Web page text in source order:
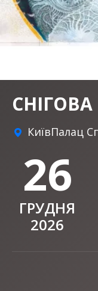
КиївПалац
26
ГРУДНЯ
2026